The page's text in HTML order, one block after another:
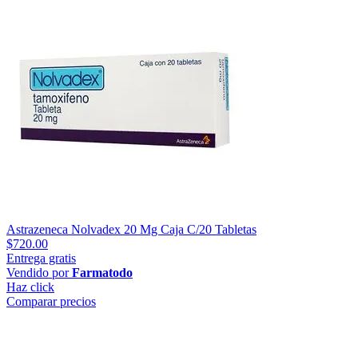
Astrazeneca Nolvadex 20 Mg Caja C/20 Tabletas
$720.00
Entrega gratis
Vendido porFarmatodo
Haz click
Comparar precios